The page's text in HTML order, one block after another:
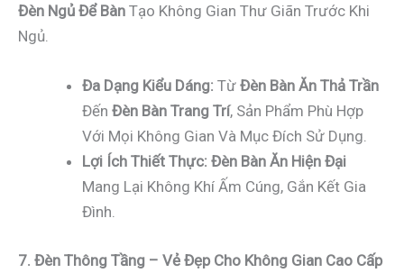
Đèn Ngủ Để Bàn Tạo Không Gian Thư Giãn Trước Khi
Ngủ.
Đa Dạng Kiểu Dáng: Từ Đèn Bàn Ăn Thả Trần
Đến Đèn Bàn Trang Trí, Sản Phẩm Phù Hợp
Với Mọi Không Gian Và Mục Đích Sử Dụng.
Lợi Ích Thiết Thực: Đèn Bàn Ăn Hiện Đại
Mang Lại Không Khí Ấm Cúng, Gắn Kết Gia
Đình.
7. Đèn Thông Tầng – Vẻ Đẹp Cho Không Gian Cao Cấp